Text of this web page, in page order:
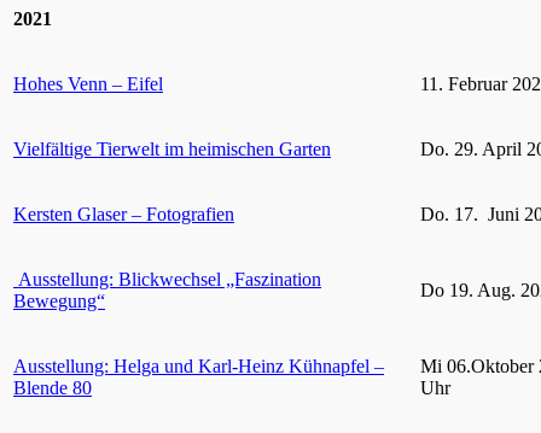
2021
Hohes Venn – Eifel 11. Februar
Vielfältige Tierwelt im heimischen Garten Do. 29. April
Kersten Glaser – Fotografien Do. 17. Juni
Ausstellung: Blickwechsel „Faszination
Bewegung“
Do 19. Aug.
Ausstellung: Helga und Karl-Heinz Kühnapfel –
Blende 80
Mi 06.Oktober
Uhr